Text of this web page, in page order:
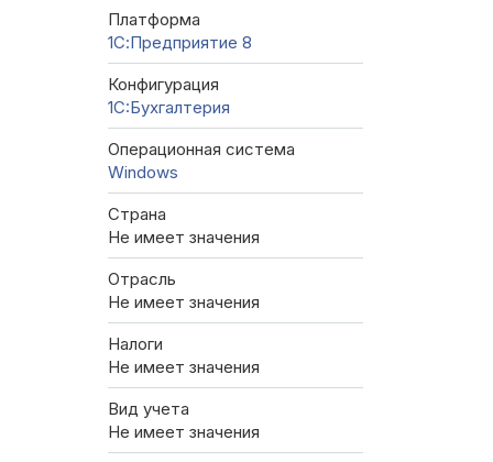
Платформа
1С:Предприятие 8
Конфигурация
1C:Бухгалтерия
Операционная система
Windows
Страна
Не имеет значения
Отрасль
Не имеет значения
Налоги
Не имеет значения
Вид учета
Не имеет значения